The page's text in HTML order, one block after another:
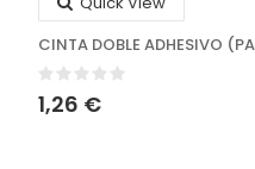
CINTA DOBLE ADHESIVO
1,26 €